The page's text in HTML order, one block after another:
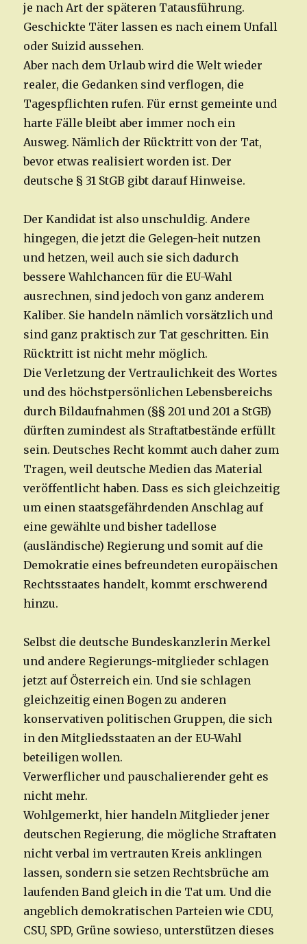
je nach Art der späteren Tatausführung.
Geschickte Täter lassen es nach einem Unfall
oder Suizid aussehen.
Aber nach dem Urlaub wird die Welt wieder
realer, die Gedanken sind verflogen, die
Tagespflichten rufen. Für ernst gemeinte und
harte Fälle bleibt aber immer noch ein
Ausweg. Nämlich der Rücktritt von der Tat,
bevor etwas realisiert worden ist. Der
deutsche § 31 StGB gibt darauf Hinweise.
Der Kandidat ist also unschuldig. Andere
hingegen, die jetzt die Gelegen-heit nutzen
und hetzen, weil auch sie sich dadurch
bessere Wahlchancen für die EU-Wahl
ausrechnen, sind jedoch von ganz anderem
Kaliber. Sie handeln nämlich vorsätzlich und
sind ganz praktisch zur Tat geschritten. Ein
Rücktritt ist nicht mehr möglich.
Die Verletzung der Vertraulichkeit des Wortes
und des höchstpersönlichen Lebensbereichs
durch Bildaufnahmen (§§ 201 und 201 a StGB)
dürften zumindest als Straftatbestände erfüllt
sein. Deutsches Recht kommt auch daher zum
Tragen, weil deutsche Medien das Material
veröffentlicht haben. Dass es sich gleichzeitig
um einen staatsgefährdenden Anschlag auf
eine gewählte und bisher tadellose
(ausländische) Regierung und somit auf die
Demokratie eines befreundeten europäischen
Rechtsstaates handelt, kommt erschwerend
hinzu.
Selbst die deutsche Bundeskanzlerin Merkel
und andere Regierungs-mitglieder schlagen
jetzt auf Österreich ein. Und sie schlagen
gleichzeitig einen Bogen zu anderen
konservativen politischen Gruppen, die sich
in den Mitgliedsstaaten an der EU-Wahl
beteiligen wollen.
Verwerflicher und pauschalierender geht es
nicht mehr.
Wohlgemerkt, hier handeln Mitglieder jener
deutschen Regierung, die mögliche Straftaten
nicht verbal im vertrauten Kreis anklingen
lassen, sondern sie setzen Rechtsbrüche am
laufenden Band gleich in die Tat um. Und die
angeblich demokratischen Parteien wie CDU,
CSU, SPD, Grüne sowieso, unterstützen dieses